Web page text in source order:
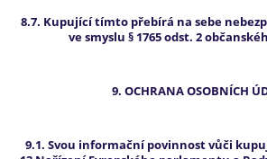
8.7. Kupující tímto přebírá na sebe
ve smyslu § 1765 odst. 2
9. OCHRANA OSOBNÍCH
9.1. Svou informační povinnost vůči